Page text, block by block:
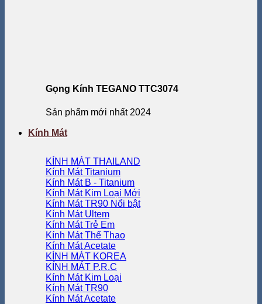
Gọng Kính TEGANO TTC3074
Sản phẩm mới nhất 2024
Kính Mát
KÍNH MÁT THAILAND
Kính Mát Titanium
Kính Mát B - Titanium
Kính Mát Kim Loại
Kính Mát TR90
Kính Mát Ultem
Kính Mát Trẻ Em
Kính Mát Thể Thao
Kính Mát Acetate
KÍNH MÁT KOREA
KÍNH MÁT P.R.C
Kính Mát Kim Loại
Kính Mát TR90
Kính Mát Acetate